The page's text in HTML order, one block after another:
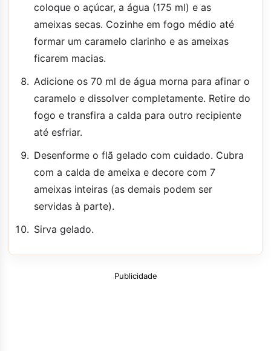
coloque o açúcar, a água (175 ml) e as
ameixas secas. Cozinhe em fogo médio até
formar um caramelo clarinho e as ameixas
ficarem macias.
Adicione os 70 ml de água morna para afinar o
caramelo e dissolver completamente. Retire do
fogo e transfira a calda para outro recipiente
até esfriar.
Desenforme o flã gelado com cuidado. Cubra
com a calda de ameixa e decore com 7
ameixas inteiras (as demais podem ser
servidas à parte).
Sirva gelado.
Publicidade